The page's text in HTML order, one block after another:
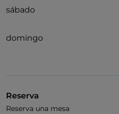
sábado
domingo
Reserva
Reserva una mesa